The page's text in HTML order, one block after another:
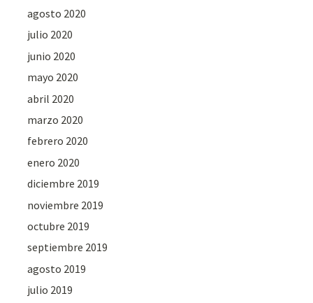
agosto 2020
julio 2020
junio 2020
mayo 2020
abril 2020
marzo 2020
febrero 2020
enero 2020
diciembre 2019
noviembre 2019
octubre 2019
septiembre 2019
agosto 2019
julio 2019